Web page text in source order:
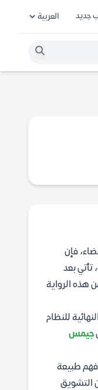
جديد
فإن
تأتي بعد
هذه الرواية
للنظام
جيمس
فهم طبيعة
التشويق